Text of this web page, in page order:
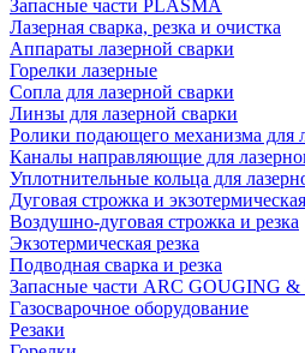
Запасные части PLASMA
Лазерная сварка, резка и очистка
Аппараты лазерной сварки
Горелки лазерные
Сопла для лазерной сварки
Линзы для лазерной сварки
Ролики подающего механизма для
Каналы направляющие для
Уплотнительные кольца для
Дуговая строжка и
Воздушно-дуговая строжка и резка
Экзотермическая резка
Подводная сварка и резка
Запасные части ARC GOUGING
Газосварочное оборудование
Резаки